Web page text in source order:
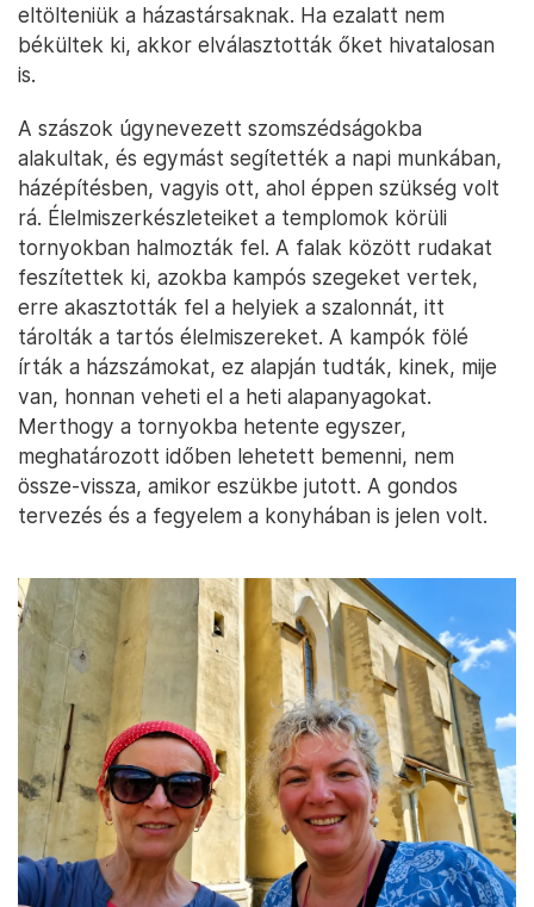
eltölteniük a házastársaknak. Ha ezalatt nem
békültek ki, akkor elválasztották őket hivatalosan
is.
A szászok úgynevezett szomszédságokba
alakultak, és egymást segítették a napi munkában,
házépítésben, vagyis ott, ahol éppen szükség volt
rá. Élelmiszerkészleteiket a templomok körüli
tornyokban halmozták fel. A falak között rudakat
feszítettek ki, azokba kampós szegeket vertek,
erre akasztották fel a helyiek a szalonnát, itt
tárolták a tartós élelmiszereket. A kampók fölé
írták a házszámokat, ez alapján tudták, kinek, mije
van, honnan veheti el a heti alapanyagokat.
Merthogy a tornyokba hetente egyszer,
meghatározott időben lehetett bemenni, nem
össze-vissza, amikor eszükbe jutott. A gondos
tervezés és a fegyelem a konyhában is jelen volt.